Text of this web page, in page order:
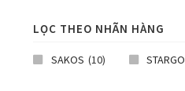
LỌC THEO NHÃN HÀNG
SAKOS (10) STARGO